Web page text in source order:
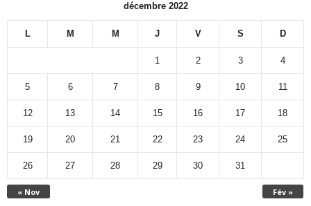
décembre 2022
L M M J V S D
« Nov Fév »
1 2 3 4
5 6 7 8 9 10 11
12 13 14 15 16 17 18
19 20 21 22 23 24 25
26 27 28 29 30 31